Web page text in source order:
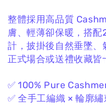
整體採用高品質
膚、輕薄卻保暖，搭
計，披掛後自然垂墜、
正式場合或送禮收藏皆
✅ 100% Pure
✅ 全手工編織 × 輪廓